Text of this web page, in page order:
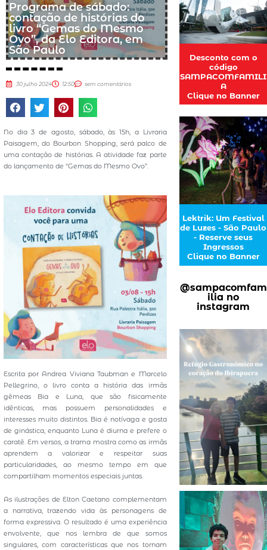
Programa de sábado:
contação de histórias do
livro “Gemas do Mesmo
Ovo”, da Elo Editora, em
São Paulo
30 julho 2024 12:50 sem comentários
No dia 3 de agosto, sábado, às 15h, a Livraria
Paisagem, do Bourbon Shopping, será palco de
uma contação de histórias. A atividade faz parte
do lançamento de “Gemas do Mesmo Ovo”.
Escrita por Andrea Viviana Taubman e Marcelo
Pellegrino, o livro conta a história das irmãs
gêmeas Bia e Luna, que são fisicamente
idênticas, mas possuem personalidades e
interesses muito distintos. Bia é notívaga e gosta
de ginástica, enquanto Luna é diurna e prefere o
caratê. Em versos, a trama mostra como as irmãs
aprendem a valorizar e respeitar suas
particularidades, ao mesmo tempo em que
compartilham momentos especiais juntas.
As ilustrações de Elton Caetano complementam
a narrativa, trazendo vida às personagens de
forma expressiva. O resultado é uma experiência
envolvente, que nos lembra de que somos
singulares, com características que nos tornam
Desconto com o
código
SAMPACOMFAMILI
A
Clique no Banner
Lektrik: Um Festival
de Luzes - São Paulo
- Reserve seus
Ingressos
Clique no Banner
@sampacomfam
ilia no
instagram